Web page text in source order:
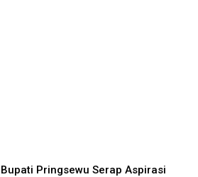
Bupati Pringsewu Serap Aspirasi